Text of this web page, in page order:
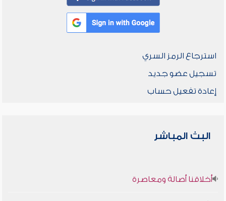
استرجاع الرمز السري
تسجيل عضو جديد
إعادة تفعيل حساب
البث المباشر
أخلاقنا أصالة ومعاصرة